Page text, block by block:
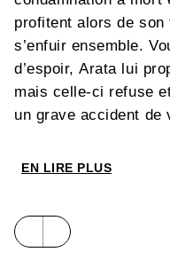
profitent alors de
s’enfuir ensemble.
d’espoir, Arata lui
mais celle-ci refuse
un grave accident de
de divorce…
EN LIRE PLUS